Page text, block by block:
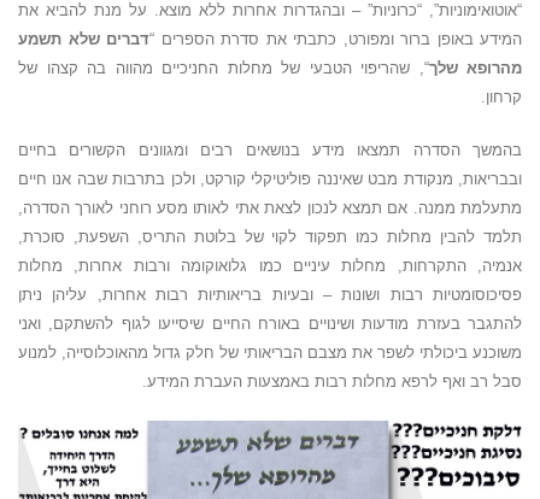
“אוטואימוניות”, “כרוניות” – ובהגדרות אחרות ללא מוצא. על מנת להביא את
המידע באופן ברור ומפורט, כתבתי את סדרת הספרים “דברים שלא תשמע
מהרופא שלך“, שהריפוי הטבעי של מחלות החניכיים מהווה בה קצהו של
קרחון.
בהמשך הסדרה תמצאו מידע בנושאים רבים ומגוונים הקשורים בחיים
ובבריאות, מנקודת מבט שאיננה פוליטיקלי קורקט, ולכן בתרבות שבה אנו חיים
מתעלמת ממנה. אם תמצא לנכון לצאת אתי לאותו מסע רוחני לאורך הסדרה,
תלמד להבין מחלות כמו תפקוד לקוי של בלוטת התריס, השפעת, סוכרת,
אנמיה, התקרחות, מחלות עיניים כמו גלואוקומה ורבות אחרות, מחלות
פסיכוסומטיות רבות ושונות – ובעיות בריאותיות רבות אחרות, עליהן ניתן
להתגבר בעזרת מודעות ושינויים באורח החיים שיסייעו לגוף להשתקם, ואני
משוכנע ביכולתי לשפר את מצבם הבריאותי של חלק גדול מהאוכלוסייה, למנוע
סבל רב ואף לרפא מחלות רבות באמצעות העברת המידע.